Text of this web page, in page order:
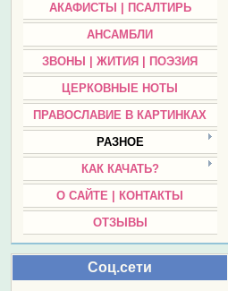
АКАФИСТЫ | ПСАЛТИРЬ
АНСАМБЛИ
ЗВОНЫ | ЖИТИЯ | ПОЭЗИЯ
ЦЕРКОВНЫЕ НОТЫ
ПРАВОСЛАВИЕ В КАРТИНКАХ
РАЗНОЕ
КАК КАЧАТЬ?
О САЙТЕ | КОНТАКТЫ
ОТЗЫВЫ
Соц.сети